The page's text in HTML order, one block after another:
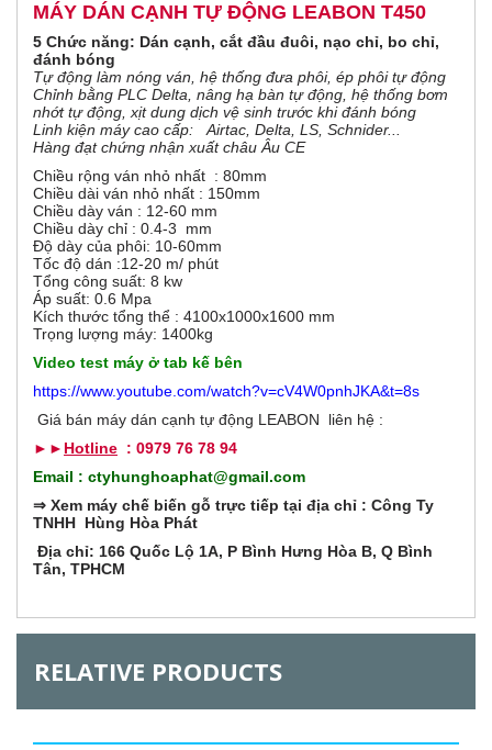
o
o
n
a
G
v
e
t
a
b
)
MÁY DÁN CẠNH TỰ ĐỘNG LEABON T450
5 Chức năng: Dán cạnh, cắt đầu đuôi, nạo chỉ, bo chỉ,
đánh bóng
Tự động làm nóng ván, hệ thống đưa phôi, ép phôi tự động
Chỉnh bằng PLC Delta, nâng hạ bàn tự động, hệ thống bơm
nhớt tự động, xịt dung dịch vệ sinh trước khi đánh bóng
Linh kiện máy cao cấp: Airtac, Delta, LS, Schnider...
Hàng đạt chứng nhận xuất châu Âu CE
Chiều rộng ván nhỏ nhất : 80mm
Chiều dài ván nhỏ nhất : 150mm
Chiều dày ván : 12-60 mm
Chiều dày chỉ : 0.4-3 mm
Độ dày của phôi: 10-60mm
Tốc độ dán :12-20 m/ phút
Tổng công suất: 8 kw
Áp suất: 0.6 Mpa
Kích thước tổng thể : 4100x1000x1600 mm
Trọng lượng máy: 1400kg
Video test máy ở tab kế bên
https://www.youtube.com/watch?v=cV4W0pnhJKA&t=8s
Giá bán máy dán cạnh tự động LEABON liên hệ :
►► Hotline : 0979 76 78 94
Email : ctyhunghoaphat@gmail.com
⇒ Xem máy chế biến gỗ trực tiếp tại địa chỉ : Công Ty
TNHH Hùng Hòa Phát
Địa chỉ: 166 Quốc Lộ 1A, P Bình Hưng Hòa B, Q Bình
Tân, TPHCM
RELATIVE PRODUCTS